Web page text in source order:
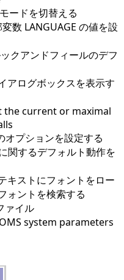
ードを切替える
数 LANGUAGE の値を設
クアンドフィールのデフ
アログボックスを表示す
current or maximal
プションを設定する
関するデフォルト動作を
キストにフォントをロー
ォントを検索する
ァイル
system parameters